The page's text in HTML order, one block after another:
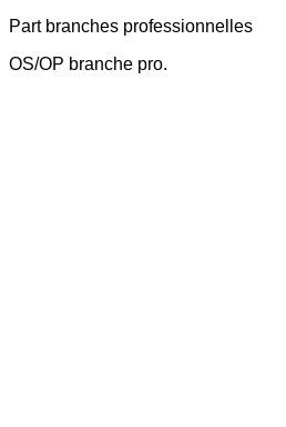
Part branches professionnelles
OS/OP branche pro.